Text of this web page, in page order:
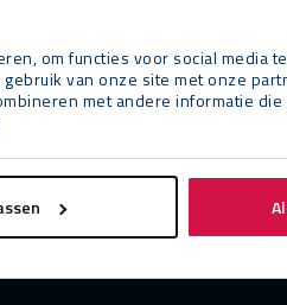
om functies voor social media
van onze site met onze
met andere informatie
and services?